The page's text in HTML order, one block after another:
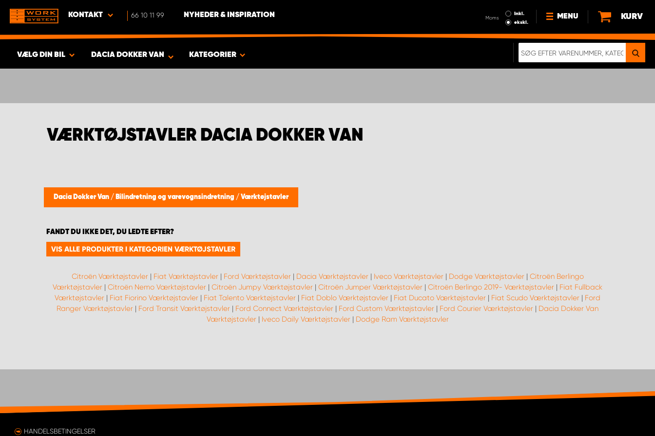
KONTAKT 66 10 11 99 NYHEDER & INSPIRATION Moms
Inkl.
ekskl.
MENU
HVORFOR VÆLGE WORK
KURV
VÆLG DIN BIL DACIA DOKKER VAN KATEGORIER
VÆRKTØJSTAVLER DACIA DOKKER VAN
Dacia Dokker Van / Bilindretning og varevognsindretning / Værktøjstavler
FANDT DU IKKE DET, DU LEDTE EFTER?
VIS ALLE PRODUKTER I KATEGORIEN VÆRKTØJSTAVLER
Citroën Værktøjstavler| Fiat Værktøjstavler| Ford Værktøjstavler| Dacia Værktøjstavler| Iveco Værktøjstavler| Dodge Værktøjstavler| Citroën Berlingo
Værktøjstavler | Citroën Nemo Værktøjstavler | Citroën Jumpy Værktøjstavler | Citroën Jumper Værktøjstavler | Citroën Berlingo 2019- Værktøjstavler | Fiat Fullback
Værktøjstavler | Fiat Fiorino Værktøjstavler | Fiat Talento Værktøjstavler | Fiat Doblo Værktøjstavler | Fiat Ducato Værktøjstavler | Fiat Scudo Værktøjstavler | Ford
Ranger Værktøjstavler | Ford Transit Værktøjstavler | Ford Connect Værktøjstavler | Ford Custom Værktøjstavler | Ford Courier Værktøjstavler | Dacia Dokker Van
Værktøjstavler| Iveco Daily Værktøjstavler| Dodge Ram Værktøjstavler
HANDELSBETINGELSER